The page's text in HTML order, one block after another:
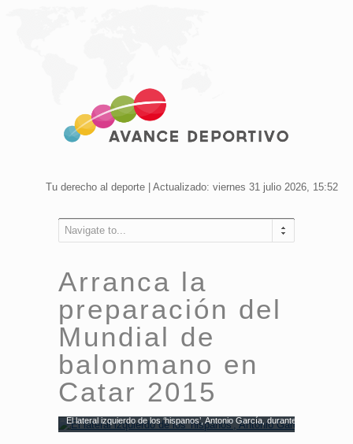
Tu derecho al deporte | Actualizado: viernes 31 julio 2026, 15:52
Navigate to...
Arranca la
preparación del
Mundial de
balonmano en
Catar 2015
El lateral izquierdo de los ‘hispanos’, Antonio García, durante un partido.